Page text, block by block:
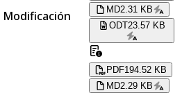
Modificación
MD2.31 KB
ODT23.57 KB
PDF194.52 KB
MD2.29 KB